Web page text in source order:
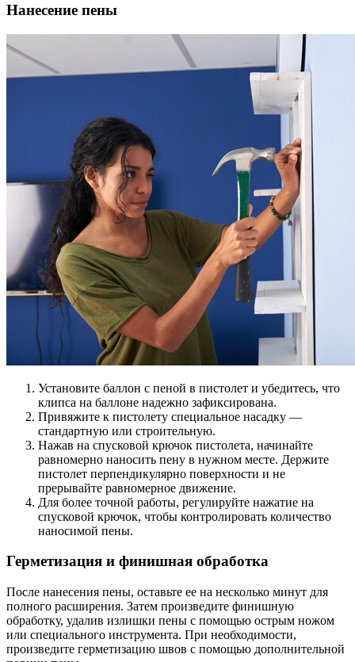
Нанесение пены
Установите баллон с пеной в пистолет и убедитесь, что
клипса на баллоне надежно зафиксирована.
Привяжите к пистолету специальное насадку —
стандартную или строительную.
Нажав на спусковой крючок пистолета, начинайте
равномерно наносить пену в нужном месте. Держите
пистолет перпендикулярно поверхности и не
прерывайте равномерное движение.
Для более точной работы, регулируйте нажатие на
спусковой крючок, чтобы контролировать количество
наносимой пены.
Герметизация и финишная обработка
После нанесения пены, оставьте ее на несколько минут для
полного расширения. Затем произведите финишную
обработку, удалив излишки пены с помощью острым ножом
или специального инструмента. При необходимости,
произведите герметизацию швов с помощью дополнительной